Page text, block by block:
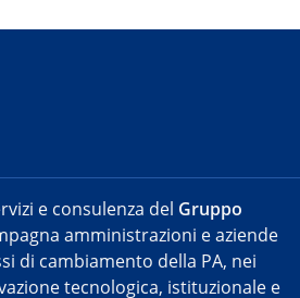
e consulenza del Gruppo
amministrazioni e aziende
di cambiamento della PA, nei
tecnologica, istituzionale e